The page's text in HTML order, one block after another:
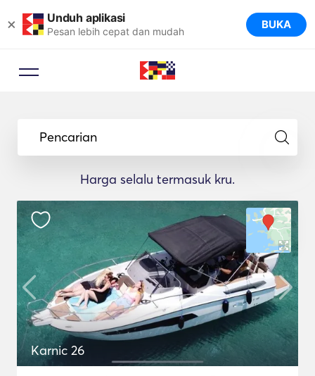
× Unduh aplikasi
Pesan lebih cepat dan mudah BUKA
Pencarian
Harga selalu termasuk kru.
Karnic 26